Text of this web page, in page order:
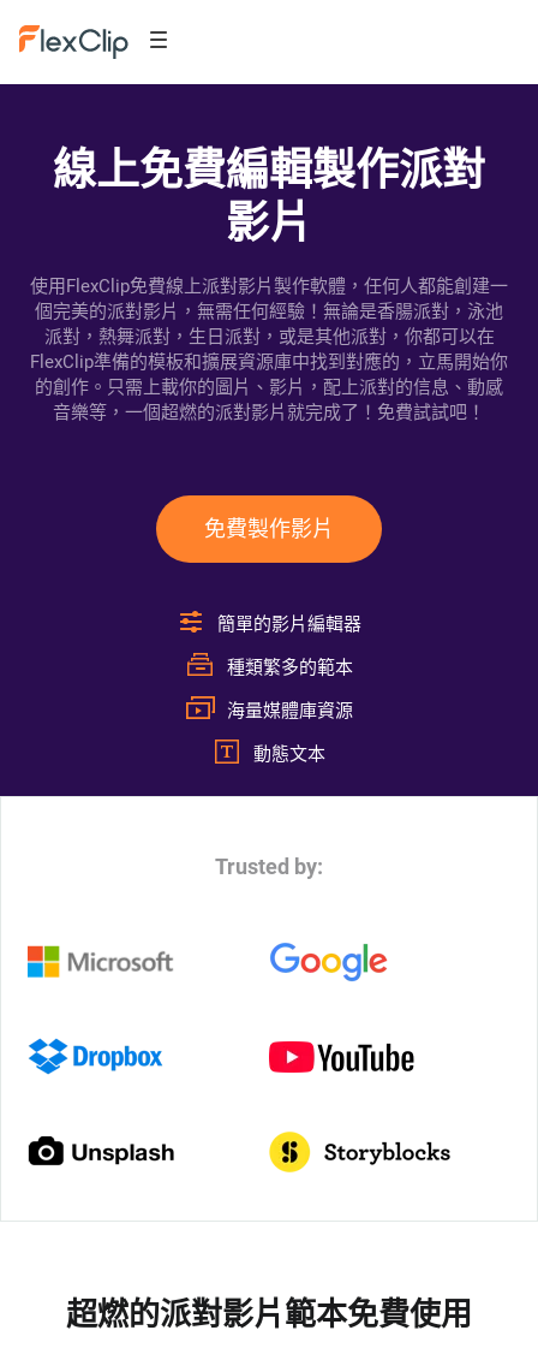
線上免費編輯製作派對
影片
使用FlexClip免費線上派對影片製作軟體，任何人都能創建一
個完美的派對影片，無需任何經驗！無論是香腸派對，泳池
派對，熱舞派對，生日派對，或是其他派對，你都可以在
FlexClip準備的模板和擴展資源庫中找到對應的，立馬開始你
的創作。只需上載你的圖片、影片，配上派對的信息、動感
音樂等，一個超燃的派對影片就完成了！免費試試吧！
免費製作影片
簡單的影片編輯器
種類繁多的範本
海量媒體庫資源
動態文本
Trusted by:
超燃的派對影片範本免費使用